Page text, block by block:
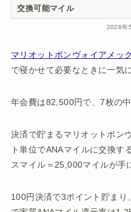
交換可能マイル
2026年
マリオットボンヴォイアメッ
で寝かせて必要なときに一気
年会費は82,500円で、7枚の
決済で貯まるマリオットボン
ト単位でANAマイルに交換
スマイル＝25,000マイルが手
100円決済で3ポイント貯ま